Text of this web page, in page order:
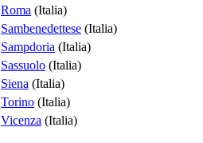
Roma (Italia)
Sambenedettese (Italia)
Sampdoria (Italia)
Sassuolo (Italia)
Siena (Italia)
Torino (Italia)
Vicenza (Italia)